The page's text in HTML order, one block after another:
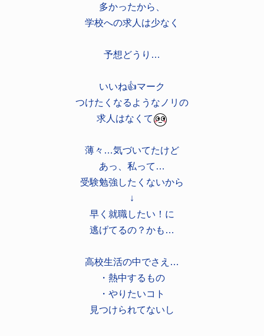
多かったから、
学校への求人は少なく
予想どうり…
いいね👍️マーク
つけたくなるようなノリの
求人はなくて
薄々…気づいてたけど
あっ、私って…
受験勉強したくないから
↓
早く就職したい！に
逃げてるの？かも…
高校生活の中でさえ…
・熱中するもの
・やりたいコト
見つけられてないし